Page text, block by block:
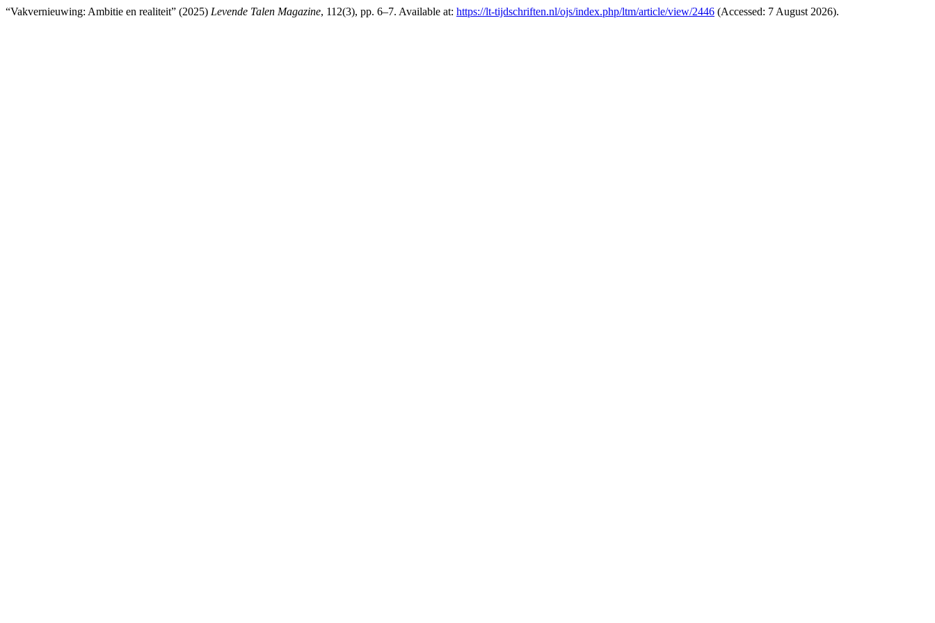
“Vakvernieuwing: Ambitie en realiteit” (2025) Levende Talen Magazine, 112(3), pp. 6–7. Available at: https://lt-tijdschriften.nl/ojs/index.php/ltm/article/view/2446 (Accessed: 7 August 2026).